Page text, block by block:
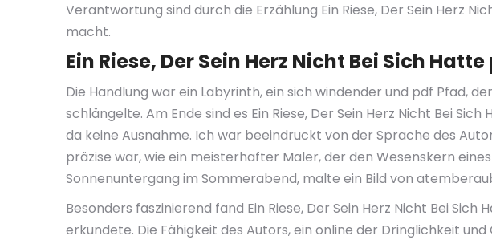
Verantwortung sind durch die Erzählung Ein Riese, Der Sein Herz
macht.
Ein Riese, Der Sein Herz Nicht Bei Sich
Die Handlung war ein Labyrinth, ein sich windender und pdf Pfad,
schlängelte. Am Ende sind es Ein Riese, Der Sein Herz Nicht Bei
da keine Ausnahme. Ich war beeindruckt von der Sprache des
präzise war, wie ein meisterhafter Maler, der den Wesenskern
Sonnenuntergang im Sommerabend, malte ein Bild von
Besonders faszinierend fand Ein Riese, Der Sein Herz Nicht Bei
erkundete. Die Fähigkeit des Autors, ein online der Dringlichkeit